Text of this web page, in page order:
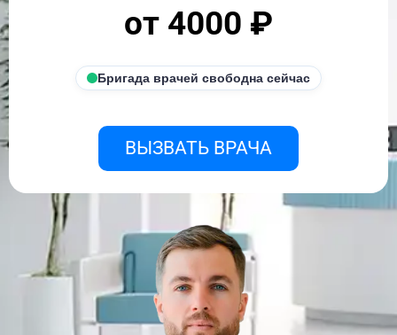
от 4000 ₽
Бригада врачей свободна сейчас
ВЫЗВАТЬ ВРАЧА